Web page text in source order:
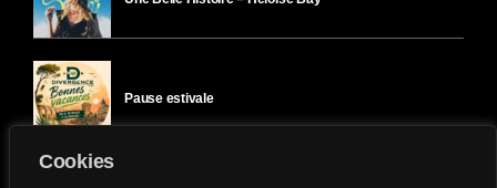
Cookies
Pause estivale